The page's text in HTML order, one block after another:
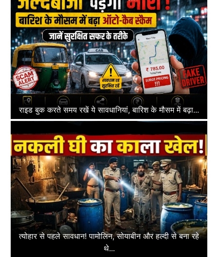
राइड बुक करते समय रखें ये सावधानियां, बारिश के मौसम में बढ़ा...
त्योहार से पहले सावधान! पामोलिन, सोयाबीन और हल्दी से बना रहे
थे...